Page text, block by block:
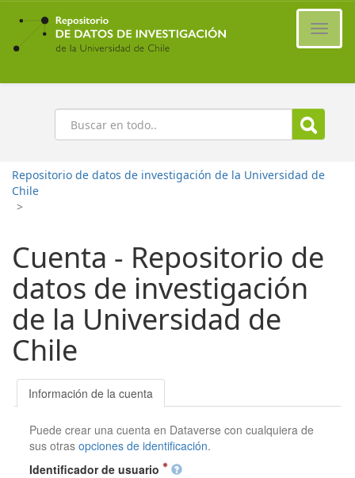
Ir
contenido
principal
Buscar
Repositorio de datos de investigación de la Universidad de
Chile
>
Cuenta - Repositorio de
datos de investigación
de la Universidad de
Chile
Información de la cuenta
Puede crear una cuenta en Dataverse con cualquiera de
sus otrasopciones de identificación.
Identificador de usuario